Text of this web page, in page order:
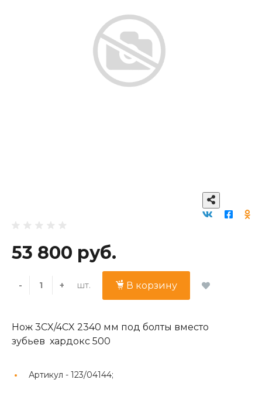
53 800 руб.
- + шт. В корзину
Нож 3CX/4CX 2340 мм под болты вместо
зубьев хардокс 500
Артикул - 123/04144;